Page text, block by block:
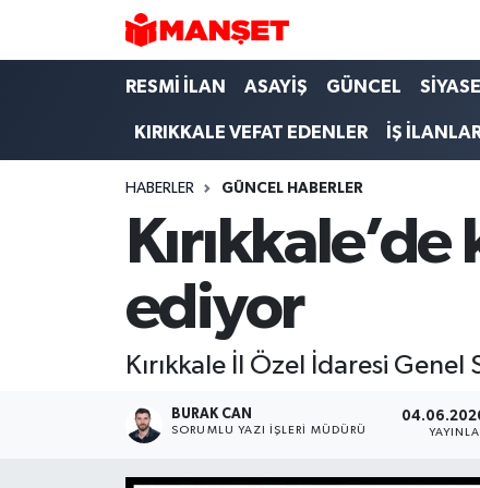
RESMİ İLAN ASAYİŞ GÜNCEL
KIRIKKALE VEFAT EDENLER İŞ
HABERLER GÜNCEL HABERLER
ediyor
Kırıkkale İl Özel İdaresi
BURAK CAN
SORUMLU YAZI İŞLERI MÜDÜRÜ
Hava Durumu
Trafik Durumu
Süper Lig Puan Durumu ve Fikstür
Tüm Manşetler
Son Dakika Haberleri
Haber Arşivi